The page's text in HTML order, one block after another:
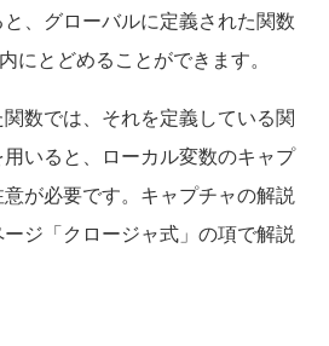
、グローバルに定義された関数
にとどめることができます。
数では、それを定義している関
いると、ローカル変数のキャプ
が必要です。キャプチャの解説
ジ「クロージャ式」の項で解説